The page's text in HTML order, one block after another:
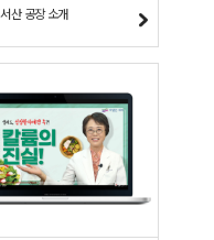
산 공장 소개